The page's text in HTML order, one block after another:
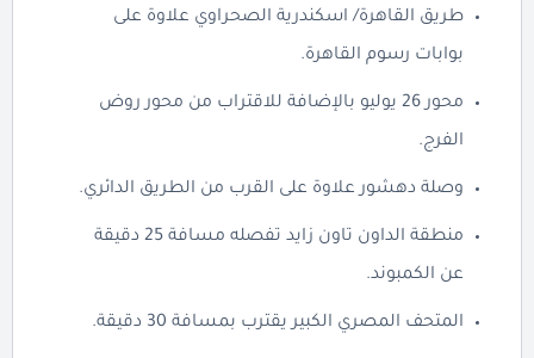
طريق القاهرة/ اسكندرية الصحراوي علاوة على
بوابات رسوم القاهرة.
محور 26 يوليو بالإضافة للاقتراب من محور روض
الفرج.
وصلة دهشور علاوة على القرب من الطريق الدائري.
منطقة الداون تاون زايد تفصله مسافة 25 دقيقة
عن الكمبوند.
المتحف المصري الكبير يقترب بمسافة 30 دقيقة.